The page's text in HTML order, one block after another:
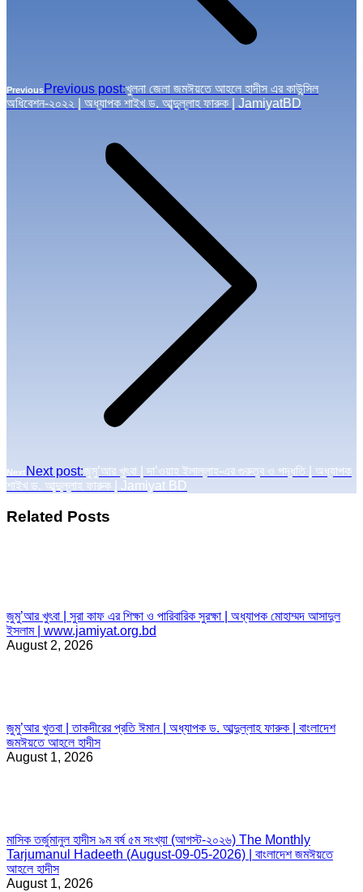
PreviousPrevious post:খুলনা জেলা জমঈয়তে আহলে হাদীস এর কাউন্সিল
অধিবেশন-২০২২ | অধ্যাপক শাইখ ড. আব্দুল্লাহ ফারুক | JamiyatBD
Next Next post:জুমু’আর খুৎবা | দা’ওয়াহ ইলাল্লাহ-এর গুরুত্ব ও পদ্ধতি | অধ্যাপক
শাইখ ড. আব্দুল্লাহ ফারুক | Jamiyat BD
Related Posts
জুমু’আর খুৎবা | সুরা কাফ এর শিক্ষা ও পারিবারিক সুরক্ষা | অধ্যাপক মোহাম্মদ আসাদুল
ইসলাম | www.jamiyat.org.bd
August 2, 2026
জুমু’আর খুতবা | তাকদীরের প্রতি ঈমান | অধ্যাপক ড. আব্দুল্লাহ ফারুক | বাংলাদেশ
জমঈয়তে আহলে হাদীস
August 1, 2026
মাসিক তর্জুমানুল হাদীস ৯ম বর্ষ ৫ম সংখ্যা (আগস্ট-২০২৬) The Monthly
Tarjumanul Hadeeth (August-09-05-2026) | বাংলাদেশ জমঈয়তে
আহলে হাদীস
August 1, 2026